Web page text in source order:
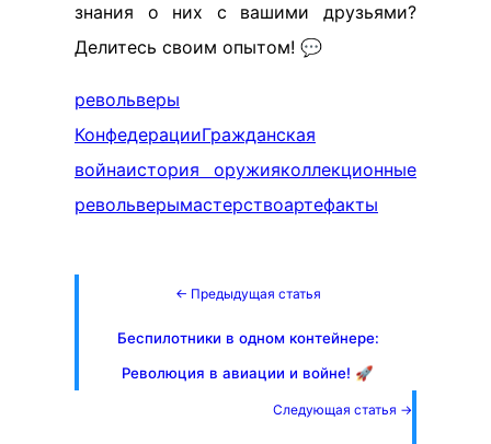
знания о них с вашими друзьями?
Делитесь своим опытом! 💬
револьверы
КонфедерацииГражданская
войнаистория оружияколлекционные
револьверымастерствоартефакты
← Предыдущая статья
Беспилотники в одном контейнере:
Революция в авиации и войне! 🚀
Следующая статья →